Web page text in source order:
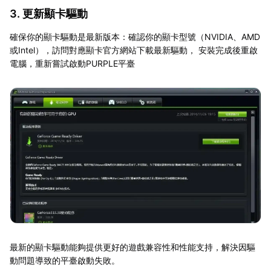
3. 更新顯卡驅動
確保你的顯卡驅動是最新版本：確認你的顯卡型號（NVIDIA、AMD
或Intel），訪問對應顯卡官方網站下載最新驅動， 安裝完成後重啟
電腦，重新嘗試啟動PURPLE平臺
最新的顯卡驅動能夠提供更好的遊戲兼容性和性能支持，解決因驅
動問題導致的平臺啟動失敗。